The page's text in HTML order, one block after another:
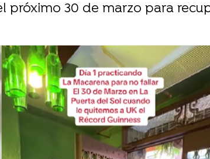
próximo 30 de marzo para